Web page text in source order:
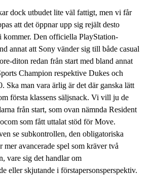
dock utbudet lite väl fattigt, men vi får
att det öppnar upp sig rejält desto
kommer. Den officiella PlayStation-
annat att Sony vänder sig till både casual
diton redan från start med bland annat
Champion respektive Dukes och
Ska man vara ärlig är det där ganska lätt
första klassens säljsnack. Vi vill ju de
från start, som ovan nämnda Resident
som fått uttalat stöd för Move.
se subkontrollen, den obligatoriska
avancerade spel som kräver två
vare sig det handlar om
eller skjutande i förstapersonsperspektiv.